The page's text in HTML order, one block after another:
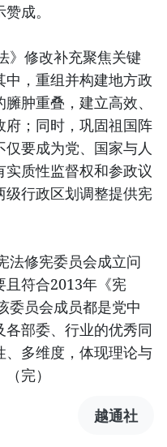
成。
》修改补充聚焦关键
，重组并构建地方政
肿重叠，建立高效、
府；同时，巩固祖国阵
要成为党、国家与人
质性监督权和参政议
行政区划调整提供宪
法修宪委员会成立问
且符合2013年《宪
委员会成员都是党中
部委、行业的优秀同
多维度，体现理论与
完）
越通社